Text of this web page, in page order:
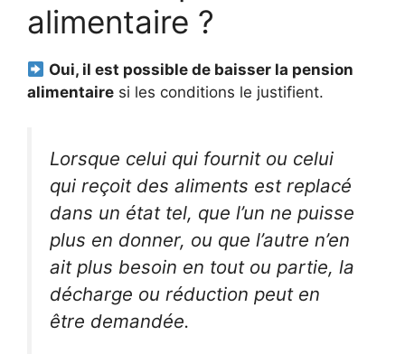
alimentaire ?
Oui, il est possible de baisser la pension
alimentaire si les conditions le justifient.
Lorsque celui qui fournit ou celui
qui reçoit des aliments est replacé
dans un état tel, que l’un ne puisse
plus en donner, ou que l’autre n’en
ait plus besoin en tout ou partie, la
décharge ou réduction peut en
être demandée.